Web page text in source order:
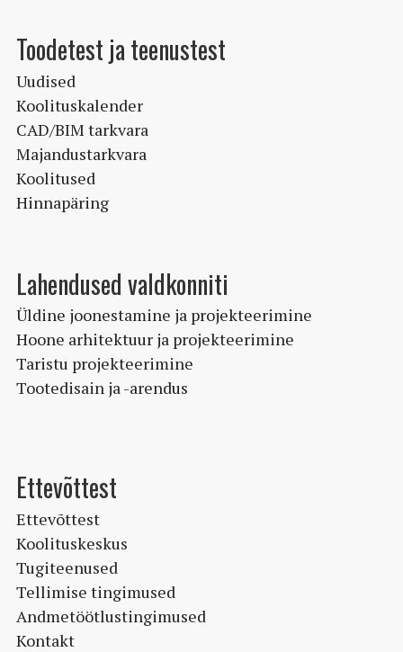
Toodetest ja teenustest
Uudised
Koolituskalender
CAD/BIM tarkvara
Majandustarkvara
Koolitused
Hinnapäring
Lahendused valdkonniti
Üldine joonestamine ja projekteerimine
Hoone arhitektuur ja projekteerimine
Taristu projekteerimine
Tootedisain ja -arendus
Ettevõttest
Ettevõttest
Koolituskeskus
Tugiteenused
Tellimise tingimused
Andmetöötlustingimused
Kontakt